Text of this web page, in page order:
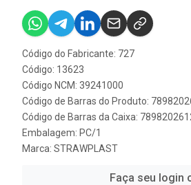
Código do Fabricante: 727
Código: 13623
Código NCM: 39241000
Código de Barras do Produto:
Código de Barras da Caixa:
Embalagem: PC/1
Marca: STRAWPLAST
Faça seu login